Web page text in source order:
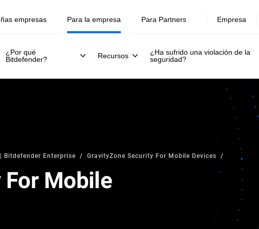
empresas Para la empresa
¿Por qué
Bitdefender?
Recursos
¿Ha sufrido una violación de la
seguridad?
Para Partners Empresa
Enterprise GravityZone Security For Mobile Devices
For Mobile